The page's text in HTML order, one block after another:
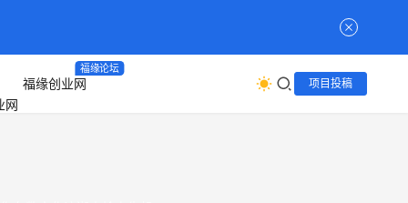
福缘创业网
福缘论坛
项目投稿